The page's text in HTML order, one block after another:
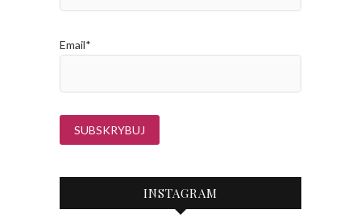
Email*
INSTAGRAM